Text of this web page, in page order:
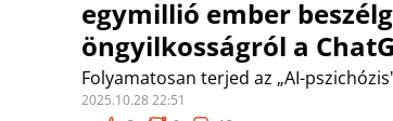
egymillió ember
öngyilkosságról a
Folyamatosan terjed az „AI-
2025.10.28 22:51